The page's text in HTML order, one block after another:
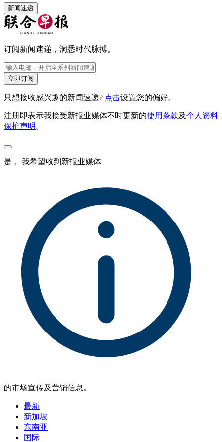
新闻速递
订阅新闻速递，洞悉时代脉搏。
立即订阅
只想接收感兴趣的新闻速递? 点击设置您的偏好。
注册即表示我接受新报业媒体不时更新的使用条款及个人资料
保护声明 。
是， 我希望收到新报业媒体
的市场宣传及营销信息。
最新
新加坡
东南亚
国际